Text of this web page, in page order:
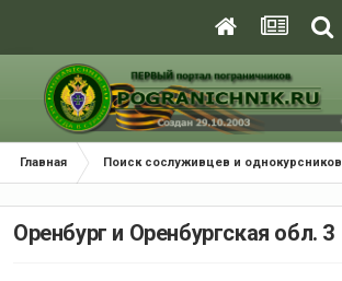
Главная Поиск сослуживцев и однокурсников
Оренбург и Оренбургская обл. 3